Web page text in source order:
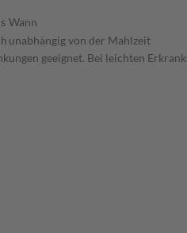
Wann
unabhängig von der Mahlzeit
geeignet. Bei leichten